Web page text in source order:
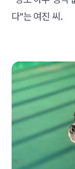
다"는 여진 씨.